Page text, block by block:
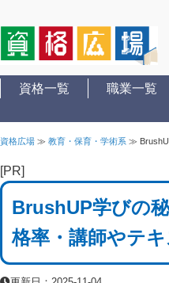
資格一覧 職業一覧
資格広場 ≫ 教育・保育・学術系 ≫
[PR]
BrushUP学びの
格率・講師やテ